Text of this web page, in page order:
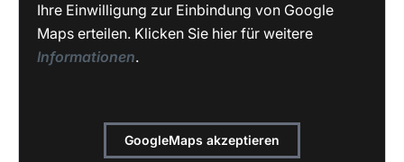
Ihre Einwilligung zur Einbindung von Google
Maps erteilen. Klicken Sie hier für weitere
Informationen.
GoogleMaps akzeptieren